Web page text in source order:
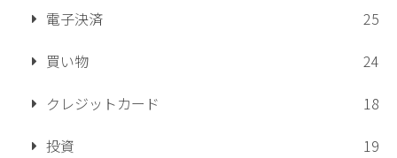
電子決済
25
買い物
24
クレジットカード
18
投資
19